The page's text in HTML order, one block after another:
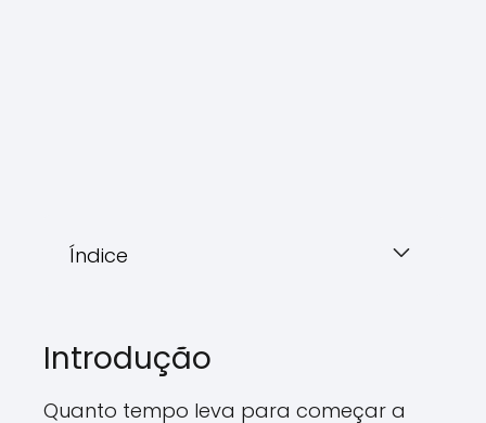
Índice
Introdução
Quanto tempo leva para começar a